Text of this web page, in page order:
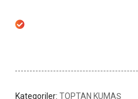
Kategoriler: TOPTAN KUMAŞ